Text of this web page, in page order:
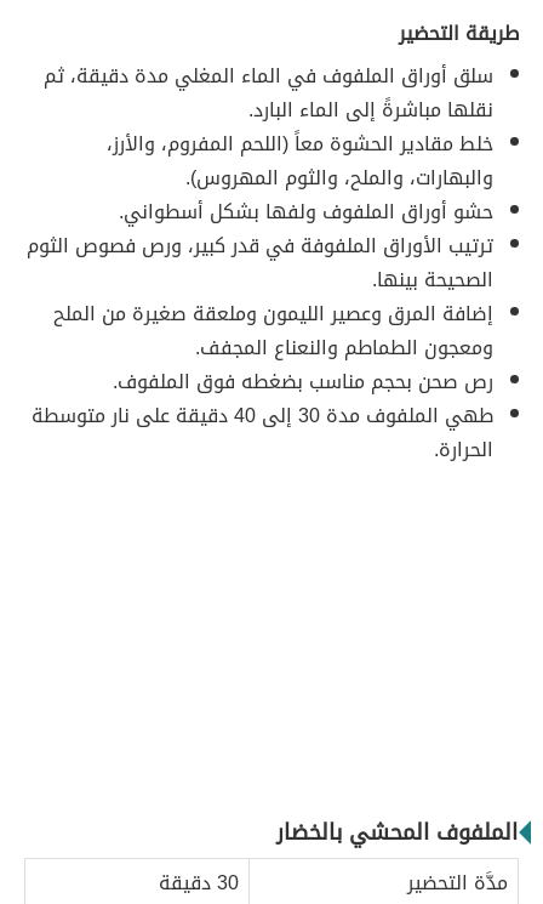
طريقة التحضير
سلق أوراق الملفوف في الماء المغلي مدة دقيقة، ثم
نقلها مباشرةً إلى الماء البارد.
خلط مقادير الحشوة معاً (اللحم المفروم، والأرز،
والبهارات، والملح، والثوم المهروس).
حشو أوراق الملفوف ولفها بشكل أسطواني.
ترتيب الأوراق الملفوفة في قدر كبير، ورص فصوص الثوم
الصحيحة بينها.
إضافة المرق وعصير الليمون وملعقة صغيرة من الملح
ومعجون الطماطم والنعناع المجفف.
رص صحن بحجم مناسب بضغطه فوق الملفوف.
طهي الملفوف مدة 30 إلى 40 دقيقة على نار متوسطة
الحرارة.
الملفوف المحشي بالخضار
مدَّة التحضير
30 دقيقة